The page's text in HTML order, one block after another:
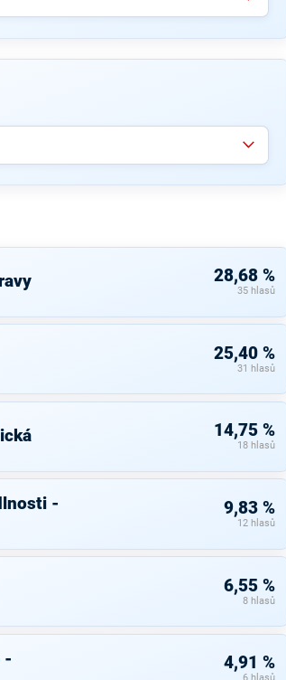
28,68 %
35 hlasů
25,40 %
31 hlasů
14,75 %
18 hlasů
-
9,83 %
12 hlasů
6,55 %
8 hlasů
-
4,91 %